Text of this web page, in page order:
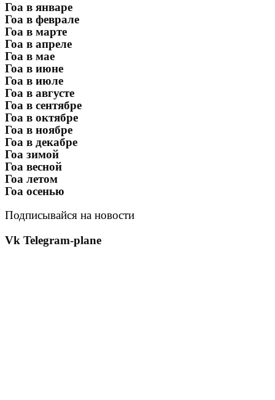
Гоа в январе
Гоа в феврале
Гоа в марте
Гоа в апреле
Гоа в мае
Гоа в июне
Гоа в июле
Гоа в августе
Гоа в сентябре
Гоа в октябре
Гоа в ноябре
Гоа в декабре
Гоа зимой
Гоа весной
Гоа летом
Гоа осенью
Подписывайся на новости
Vk Telegram-plane